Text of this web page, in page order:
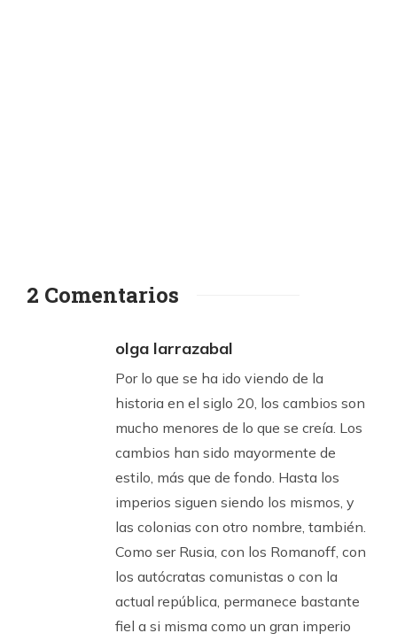
2 Comentarios
olga larrazabal
Por lo que se ha ido viendo de la
historia en el siglo 20, los cambios son
mucho menores de lo que se creía. Los
cambios han sido mayormente de
estilo, más que de fondo. Hasta los
imperios siguen siendo los mismos, y
las colonias con otro nombre, también.
Como ser Rusia, con los Romanoff, con
los autócratas comunistas o con la
actual república, permanece bastante
fiel a si misma como un gran imperio